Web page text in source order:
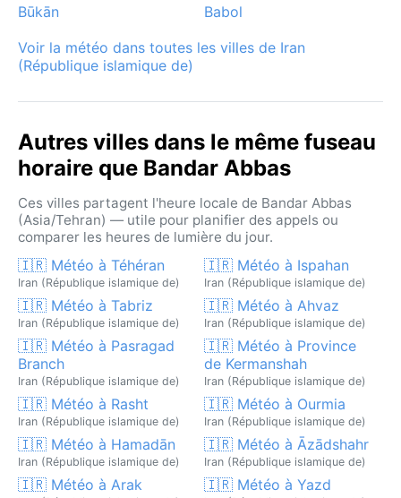
Būkān
Babol
Voir la météo dans toutes les villes de Iran
(République islamique de)
Autres villes dans le même fuseau
horaire que Bandar Abbas
Ces villes partagent l'heure locale de Bandar Abbas
(Asia/Tehran) — utile pour planifier des appels ou
comparer les heures de lumière du jour.
🇮🇷 Météo à Téhéran
Iran (République islamique de)
🇮🇷 Météo à Ispahan
Iran (République islamique de)
🇮🇷 Météo à Tabriz
Iran (République islamique de)
🇮🇷 Météo à Ahvaz
Iran (République islamique de)
🇮🇷 Météo à Pasragad
Branch
Iran (République islamique de)
🇮🇷 Météo à Province
de Kermanshah
Iran (République islamique de)
🇮🇷 Météo à Rasht
Iran (République islamique de)
🇮🇷 Météo à Ourmia
Iran (République islamique de)
🇮🇷 Météo à Hamadān
Iran (République islamique de)
🇮🇷 Météo à Āzādshahr
Iran (République islamique de)
🇮🇷 Météo à Arak 🇮🇷 Météo à Yazd